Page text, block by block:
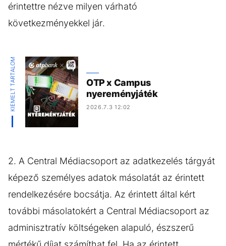
érintettre nézve milyen várható
következményekkel jár.
KIEMELT TARTALOM
OTP x Campus
nyereményjáték
2026.7.3 12:02
2. A Central Médiacsoport az adatkezelés tárgyát
képező személyes adatok másolatát az érintett
rendelkezésére bocsátja. Az érintett által kért
további másolatokért a Central Médiacsoport az
adminisztratív költségeken alapuló, észszerű